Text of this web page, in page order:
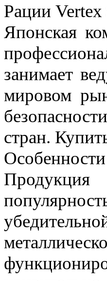
Рации Vertex
Японская
занимает
мировом
стран.